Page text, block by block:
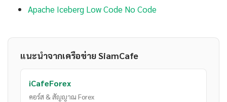
Apache Iceberg Low Code No Code
แนะนำจากเครือข่าย SiamCafe
iCafeForex
คอร์ส & สัญญาณ Forex